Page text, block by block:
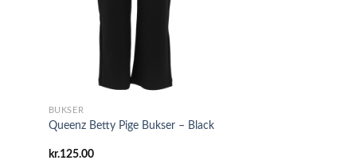
BUKSER
Queenz Betty Pige Bukser – Black
kr.125.00